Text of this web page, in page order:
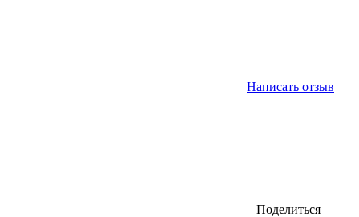
Написать отзыв
Поделиться